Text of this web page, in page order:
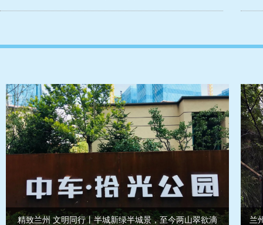
精致兰州 文明同行丨半城新绿半城景，至今两山翠欲滴